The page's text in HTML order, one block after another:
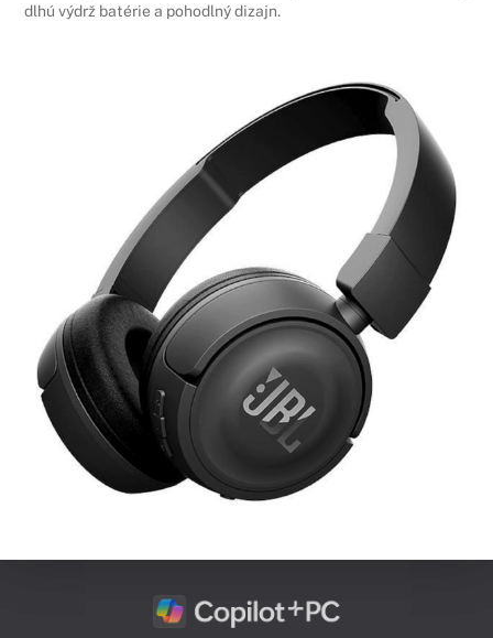
dlhú výdrž batérie a pohodlný dizajn.